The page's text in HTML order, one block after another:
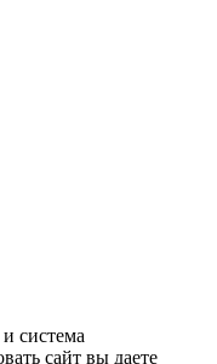
система
сайт вы даете